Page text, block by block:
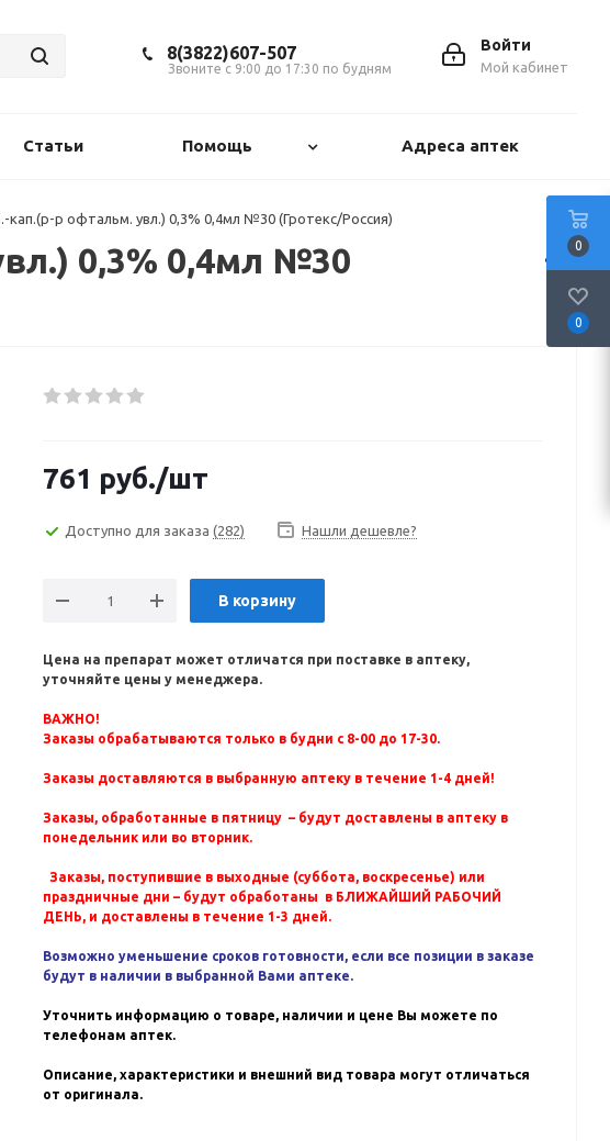
Войти
Мой кабинет
8(3822)607-507
Звоните с 9:00 до 17:30 по будням
Статьи Помощь Адреса аптек
р офтальм. увл.) 0,3% 0,4мл №30 (Гротекс/Россия)
0,3% 0,4мл №30
761 руб./шт
Доступно для заказа (282) Нашли дешевле?
В корзину
Цена на препарат может отличатся при поставке в аптеку,
уточняйте цены у менеджера.
ВАЖНО!
Заказы обрабатываются только в будни с 8-00 до 17-30.
Заказы доставляются в выбранную аптеку в течение 1-4 дней!
Заказы, обработанные в пятницу – будут доставлены в аптеку в
понедельник или во вторник.
Заказы, поступившие в выходные (суббота, воскресенье) или
праздничные дни – будут обработаны в БЛИЖАЙШИЙ РАБОЧИЙ
ДЕНЬ, и доставлены в течение 1-3 дней.
Возможно уменьшение сроков готовности, если все позиции в заказе
будут в наличии в выбранной Вами аптеке.
Уточнить информацию о товаре, наличии и цене Вы можете по
телефонам аптек.
Описание, характеристики и внешний вид товара могут отличаться
от оригинала.
0
0